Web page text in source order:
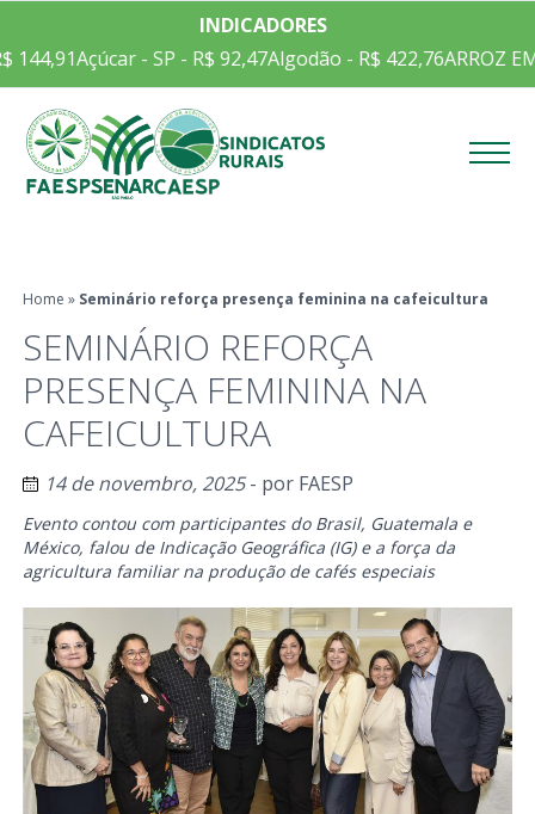
INDICADORES
Açúcar - SP - R$ 92,47 Algodão - R$ 422,76ARROZ EM
Home » Seminário reforça presença feminina na cafeicultura
SEMINÁRIO REFORÇA
PRESENÇA FEMININA NA
CAFEICULTURA
14 de novembro, 2025- por FAESP
Evento contou com participantes do Brasil, Guatemala e
México, falou de Indicação Geográfica (IG) e a força da
agricultura familiar na produção de cafés especiais